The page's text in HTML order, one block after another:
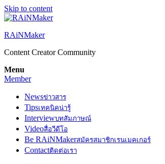
Skip to content
RAiNMaker
Content Creator Community
Menu
Member
Newsข่าวสาร
Tipsเทคนิคน่ารู้
Interviewบทสัมภาษณ์
Videoสื่อวีดีโอ
Be RAiNMakerสมัครสมาชิกเรนเมคเกอร์
Contactติดต่อเรา